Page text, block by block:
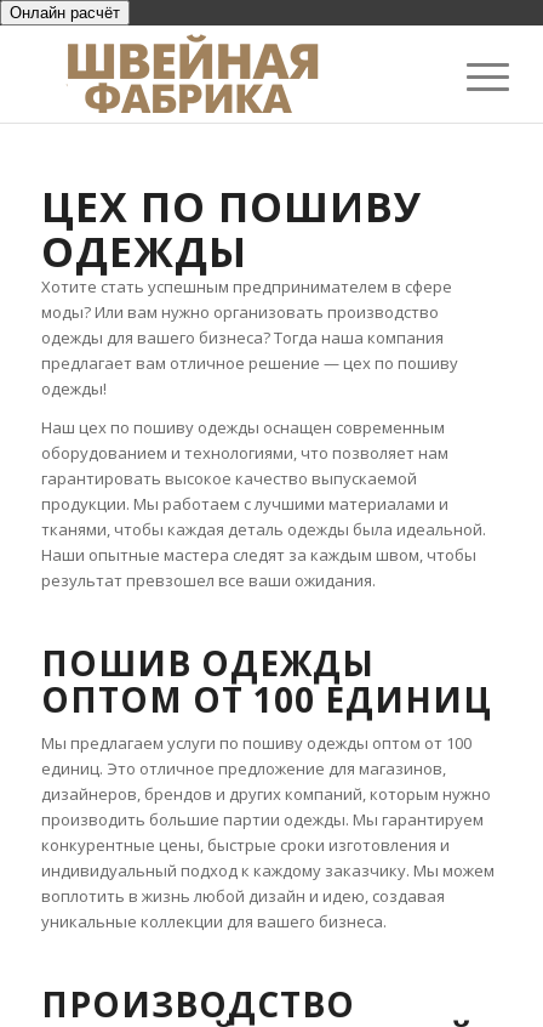
Онлайн расчёт
ЦЕХ ПО ПОШИВУ
ОДЕЖДЫ
Хотите стать успешным предпринимателем в сфере
моды? Или вам нужно организовать производство
одежды для вашего бизнеса? Тогда наша компания
предлагает вам отличное решение — цех по пошиву
одежды!
Наш цех по пошиву одежды оснащен современным
оборудованием и технологиями, что позволяет нам
гарантировать высокое качество выпускаемой
продукции. Мы работаем с лучшими материалами и
тканями, чтобы каждая деталь одежды была идеальной.
Наши опытные мастера следят за каждым швом, чтобы
результат превзошел все ваши ожидания.
ПОШИВ ОДЕЖДЫ
ОПТОМ ОТ 100 ЕДИНИЦ
Мы предлагаем услуги по пошиву одежды оптом от 100
единиц. Это отличное предложение для магазинов,
дизайнеров, брендов и других компаний, которым нужно
производить большие партии одежды. Мы гарантируем
конкурентные цены, быстрые сроки изготовления и
индивидуальный подход к каждому заказчику. Мы можем
воплотить в жизнь любой дизайн и идею, создавая
уникальные коллекции для вашего бизнеса.
ПРОИЗВОДСТВО